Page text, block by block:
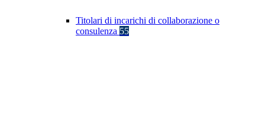
Titolari di incarichi di collaborazione o
consulenza 55